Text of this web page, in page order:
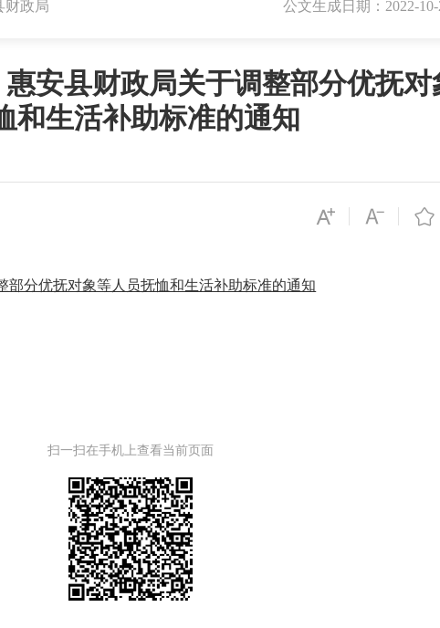
财政局
公文生成日期：2022-10-
安县财政局关于调整部分优抚对
和生活补助标准的通知
分优抚对象等人员抚恤和生活补助标准的通知
扫一扫在手机上查看当前页面